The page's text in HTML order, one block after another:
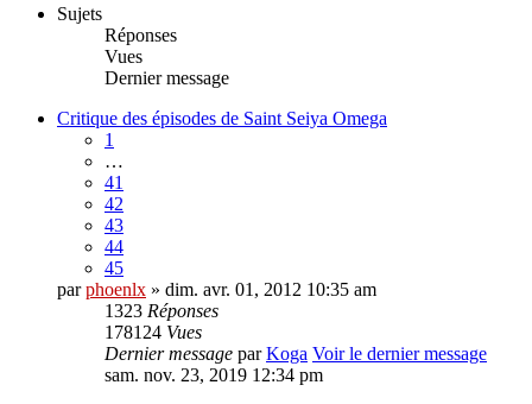
Sujets
Réponses
Vues
Dernier message
Critique des épisodes de Saint Seiya Omega
1
…
41
42
43
44
45
parphoenlx » dim. avr. 01, 2012 10:35 am
1323 Réponses
178124 Vues
Dernier message parKoga Voir le dernier message
sam. nov. 23, 2019 12:34 pm